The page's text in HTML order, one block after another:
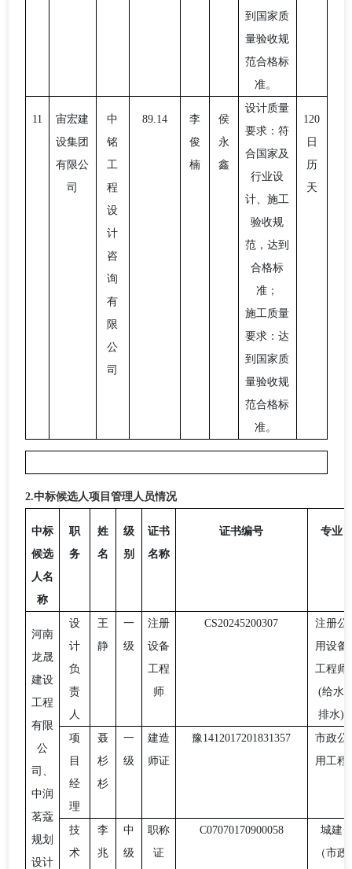
到国家质
量验收规
范合格标
准。
11
宙宏建
设集团
有限公
司
中
铭
工
程
设
计
咨
询
有
限
公
司
89.14
李
俊
楠
侯
永
鑫
设计质量
要求：符
合国家及
行业设
计、施工
验收规
范，达到
合格标
准；
施工质量
要求：达
到国家质
量验收规
范合格标
准。
120
日
历
天
2.中标候选人项目管理人员情况
中标
候选
人名
称
职
务
姓
名
级
别
证书
名称
证书编号 专业
河南
龙晟
建设
工程
有限
公
司、
中润
茗蔻
规划
设计
设
计
负
责
人
王
静
一
级
注册
设备
工程
师
CS20245200307
注册公
用设备
工程师
(给水
排水)
项
目
经
理
聂
杉
杉
一
级
建造
师证
豫1412017201831357
市政公
用工程
技
术
李
兆
中
级
职称
证
C07070170900058
城建
（市政